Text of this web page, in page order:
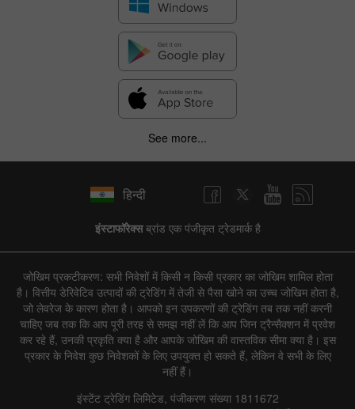
See more...
हिन्दी
इंस्टाफॉरेक्सब्रांड एक पंजीकृत ट्रेडमार्क है
जोखिम प्रकटीकरण: सभी निवेशों में किसी न किसी प्रकार का जोखिम शामिल होता
है। वित्तीय डेरिवेटिव उत्पादों की ट्रेडिंग में तेजी से पैसा खोने का उच्च जोखिम होता है,
जो लेवरेज के कारण होता है। आपको इन उपकरणों की ट्रेडिंग तब तक नहीं करनी
चाहिए जब तक कि आप पूरी तरह से समझ नहीं लें कि आप जिन ट्रैन्सैक्शन में प्रवेश
कर रहे हैं, उनकी प्रकृति क्या है और आपके जोखिम की वास्तविक सीमा क्या है। इस
प्रकार के निवेश कुछ निवेशकों के लिए उपयुक्त हो सकते हैं, लेकिन वे सभी के लिए
नहीं हैं।
इंस्टेंट ट्रेडिंग लिमिटेड, पंजीकरण संख्या 1811672